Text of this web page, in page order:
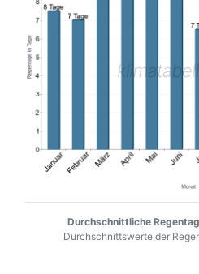
Durchschnittliche
Durchschnittswerte der